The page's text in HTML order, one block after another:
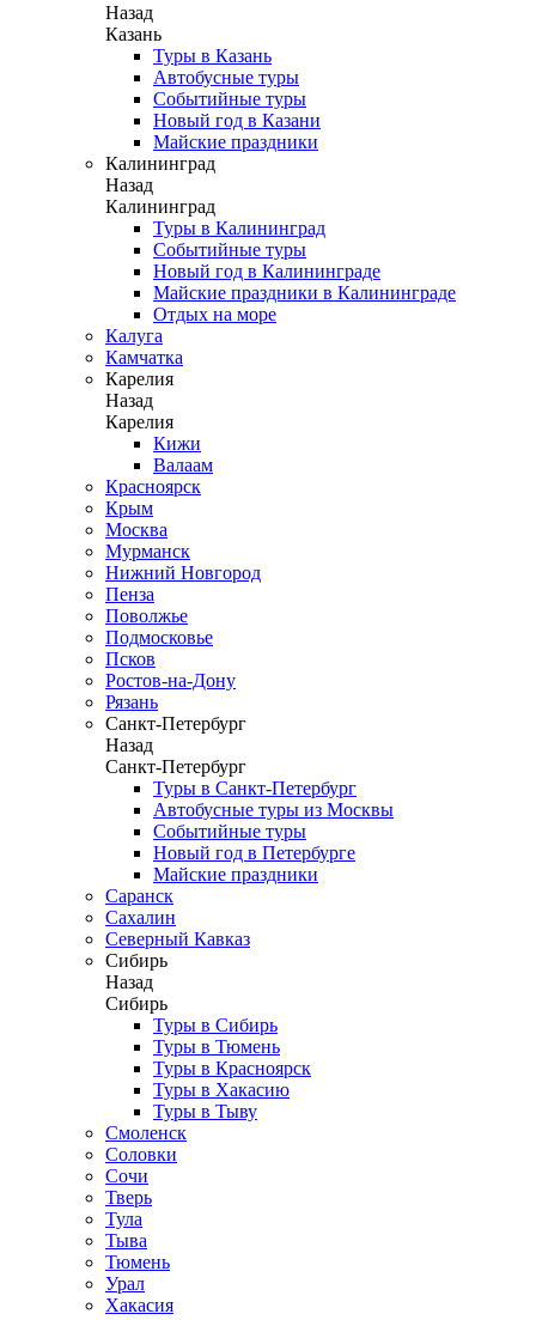
Назад
Казань
Туры в Казань
Автобусные туры
Событийные туры
Новый год в Казани
Майские праздники
Калининград
Назад
Калининград
Туры в Калининград
Событийные туры
Новый год в Калининграде
Майские праздники в Калининграде
Отдых на море
Калуга
Камчатка
Карелия
Назад
Карелия
Кижи
Валаам
Красноярск
Крым
Москва
Мурманск
Нижний Новгород
Пенза
Поволжье
Подмосковье
Псков
Ростов-на-Дону
Рязань
Санкт-Петербург
Назад
Санкт-Петербург
Туры в Санкт-Петербург
Автобусные туры из Москвы
Событийные туры
Новый год в Петербурге
Майские праздники
Саранск
Сахалин
Северный Кавказ
Сибирь
Назад
Сибирь
Туры в Сибирь
Туры в Тюмень
Туры в Красноярск
Туры в Хакасию
Туры в Тыву
Смоленск
Соловки
Сочи
Тверь
Тула
Тыва
Тюмень
Урал
Хакасия